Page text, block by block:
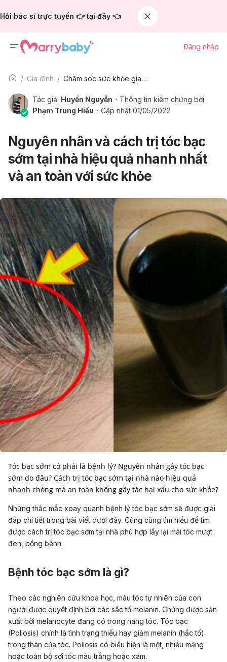
Hỏi bác sĩ trực tuyến 👉 tại đây 👈
Đăng nhập
Gia đình Chăm sóc sức khỏe gia đình
Tác giả: Huyền Nguyễn
Thông tin kiểm chứng bởi
Phạm Trung Hiếu
Cập nhật 01/05/2022
Nguyên nhân và cách trị tóc bạc
sớm tại nhà hiệu quả nhanh nhất
và an toàn với sức khỏe
Tóc bạc sớm có phải là bệnh lý? Nguyên nhân gây tóc bạc
sớm do đâu? Cách trị tóc bạc sớm tại nhà nào hiệu quả
nhanh chóng mà an toàn không gây tác hại xấu cho sức khỏe?
Những thắc mắc xoay quanh bệnh lý tóc bạc sớm sẽ được giải
đáp chi tiết trong bài viết dưới đây. Cùng cùng tìm hiểu để tìm
được cách trị tóc bạc sớm tại nhà phù hợp lấy lại mái tóc mượt
đen, bồng bềnh.
Bệnh tóc bạc sớm là gì?
Theo các nghiên cứu khoa học, màu tóc tự nhiên của con
người được quyết định bởi các sắc tố melanin. Chúng được sản
xuất bởi melanocyte đang có trong nang tóc. Tóc bạc
(Poliosis) chính là tình trạng thiếu hay giảm melanin (hắc tố)
trong thân của tóc. Poliosis có biểu hiện là một, nhiều mảng
hoặc toàn bộ sợi tóc màu trắng hoặc xám.